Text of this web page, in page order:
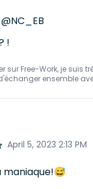
!
Free-Work, je suis
ensemble
April 5, 2023 2:13 PM
maniaque!😅